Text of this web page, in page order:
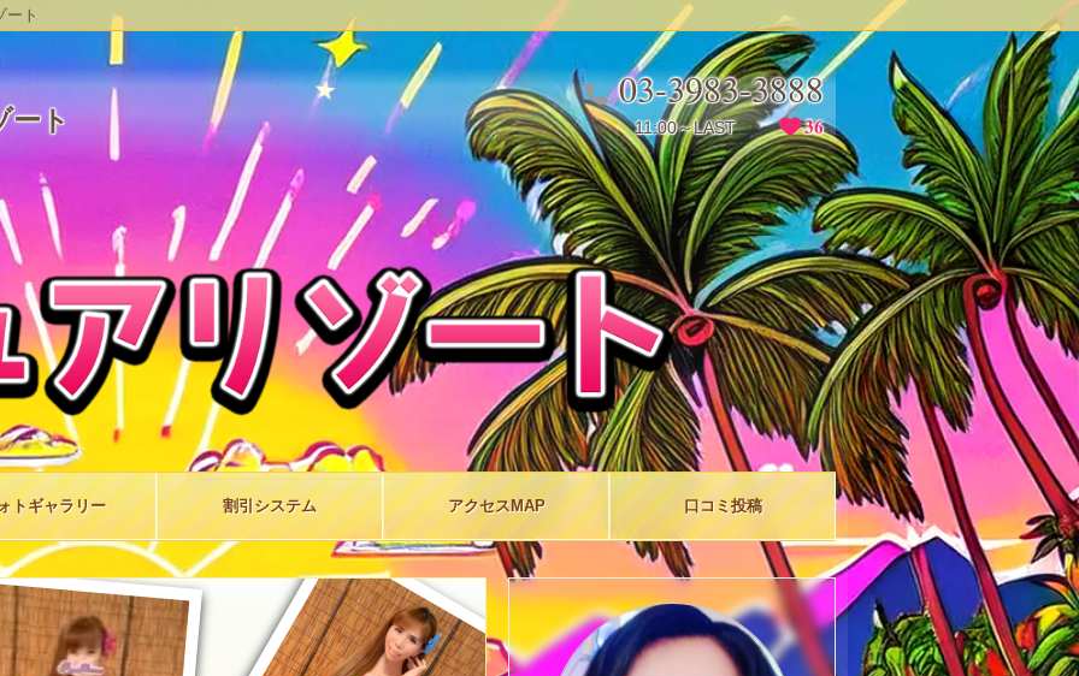
★
★
★
ート
ート
03-3983-3888
11:00～LAST 36
トギャラリー 割引 システム アクセス MAP 口コミ投稿